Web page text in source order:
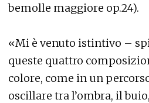
bemolle maggiore op.24).
«Mi è venuto istintivo –
queste quattro
colore, come in un
oscillare tra l’ombra, il